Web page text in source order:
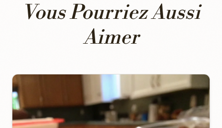
Vous Pourriez Aussi
Aimer